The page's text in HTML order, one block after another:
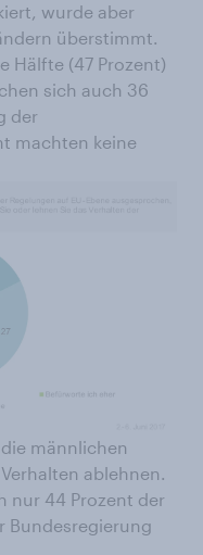
wurde aber
überstimmt.
Hälfte (47 Prozent)
sich auch 36
der
machten keine
männlichen
ablehnen.
nur 44 Prozent der
Bundesregierung